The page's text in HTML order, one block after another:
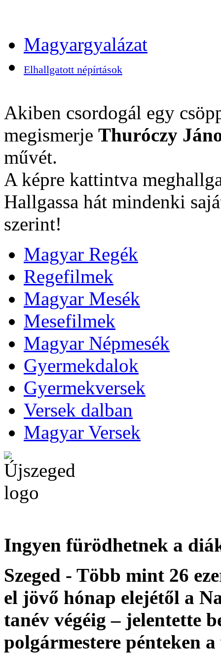
Magyargyalázat
Elhallgatott népírtások
Akiben csordogál egy
megismerje Thuróczy
művét.
A képre kattintva
Hallgassa hát mindenki
szerint!
Magyar Regék
Regefilmek
Magyar Mesék
Mesefilmek
Magyar Népmesék
Gyermekdalok
Gyermekversek
Versek dalban
Magyar Versek
Ingyen fürödhetnek a
Szeged - Több mint 26
el jövő hónap elejétől a
tanév végéig – jelentette
polgármestere pénteken